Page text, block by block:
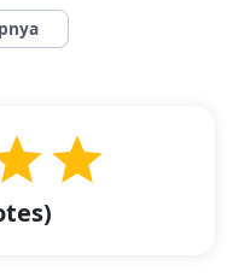
jauh atau dekatnya suatu
yang akan memasarkan
layanan jasa
ongkos kirim
Troben hadir